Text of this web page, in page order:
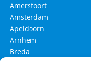
Amersfoort
Amsterdam
Apeldoorn
Arnhem
Breda